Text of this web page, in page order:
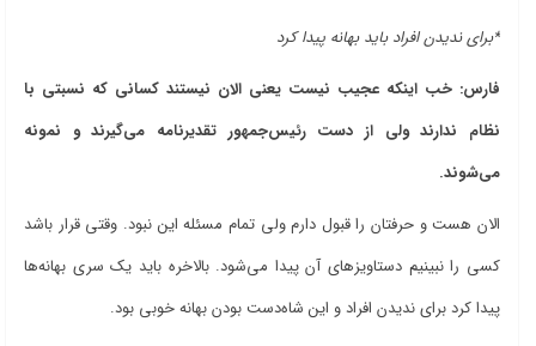
*برای ندیدن افراد باید بهانه پیدا کرد
فارس: خب اینکه عجیب نیست یعنی الان نیستند کسانی که نسبتی با
نظام ندارند ولی از دست رئیس‌جمهور تقدیرنامه می‌گیرند و نمونه
می‌شوند.
الان هست و حرفتان را قبول دارم ولی تمام مسئله این نبود. وقتی قرار باشد
کسی را نبینیم دستاویزهای آن پیدا می‌شود. بالاخره باید یک سری بهانه‌ها
پیدا کرد برای ندیدن افراد و این شاه‌دست بودن بهانه خوبی بود.